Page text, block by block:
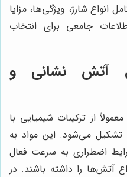
انواع شارژ، ویژگی‌ها، مزایا
جامعی برای انتخاب
آتش نشانی و
از ترکیبات شیمیایی با
می‌شود. این مواد به
اضطراری به سرعت فعال
آتش‌ها را داشته باشند. در